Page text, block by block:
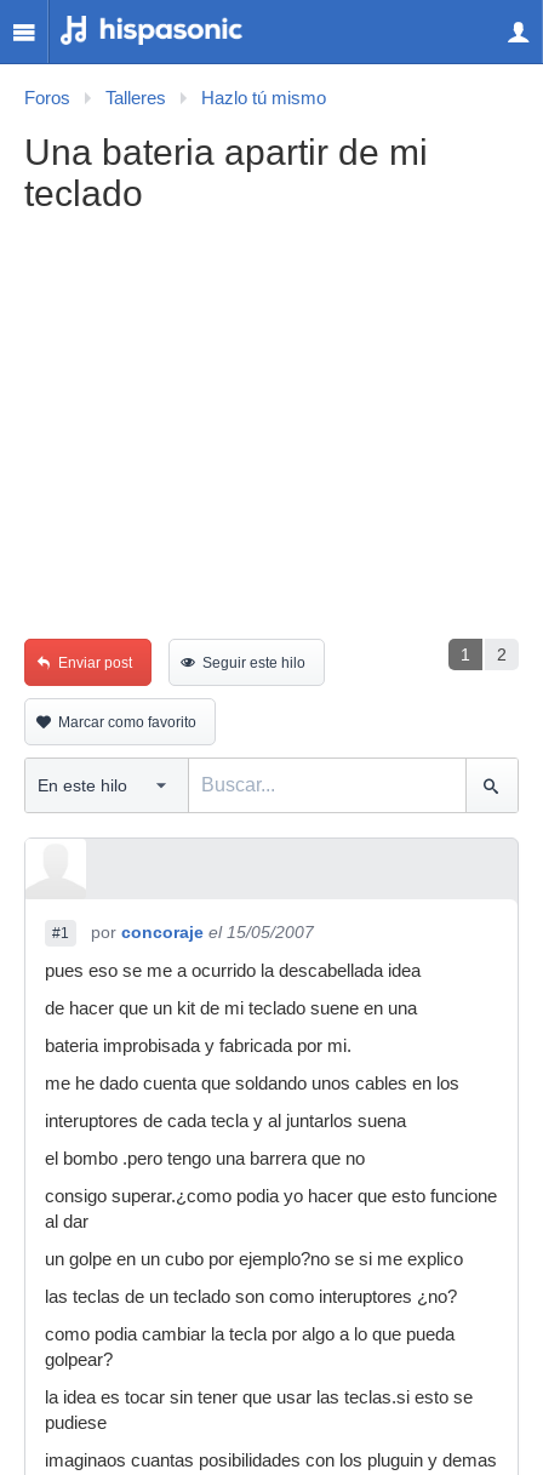
Foros Talleres Hazlo tú mismo
Una bateria apartir de mi
teclado
1 2
Enviar post Seguir este hilo
Marcar como favorito
#1 por concoraje el 15/05/2007
pues eso se me a ocurrido la descabellada idea
de hacer que un kit de mi teclado suene en una
bateria improbisada y fabricada por mi.
me he dado cuenta que soldando unos cables en los
interuptores de cada tecla y al juntarlos suena
el bombo .pero tengo una barrera que no
consigo superar.¿como podia yo hacer que esto funcione
al dar
un golpe en un cubo por ejemplo?no se si me explico
las teclas de un teclado son como interuptores ¿no?
como podia cambiar la tecla por algo a lo que pueda
golpear?
la idea es tocar sin tener que usar las teclas.si esto se
pudiese
imaginaos cuantas posibilidades con los pluguin y demas